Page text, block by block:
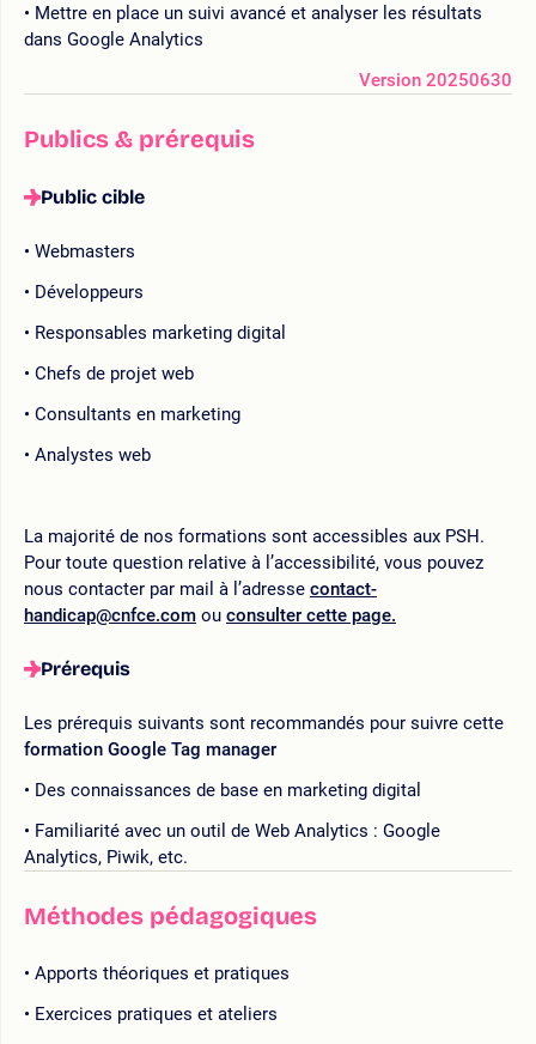
Mettre en place un suivi avancé et analyser les résultats
dans Google Analytics
Version 20250630
Publics & prérequis
Public cible
Webmasters
Développeurs
Responsables marketing digital
Chefs de projet web
Consultants en marketing
Analystes web
La majorité de nos formations sont accessibles aux PSH.
Pour toute question relative à l’accessibilité, vous pouvez
nous contacter par mail à l’adresse contact-
handicap@cnfce.com ou consulter cette page.
Prérequis
Les prérequis suivants sont recommandés pour suivre cette
formation Google Tag manager
Des connaissances de base en marketing digital
Familiarité avec un outil de Web Analytics : Google
Analytics, Piwik, etc.
Méthodes pédagogiques
Apports théoriques et pratiques
Exercices pratiques et ateliers